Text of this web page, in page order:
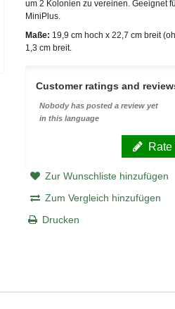
um 2 Kolonien zu vereinen. Geeignet
MiniPlus.
Maße: 19,9 cm hoch x 22,7 cm breit
1,3 cm breit.
Customer ratings and
Nobody has posted a review yet
in this language
Rate
Zur Wunschliste hinzufügen
Zum Vergleich hinzufügen
Drucken